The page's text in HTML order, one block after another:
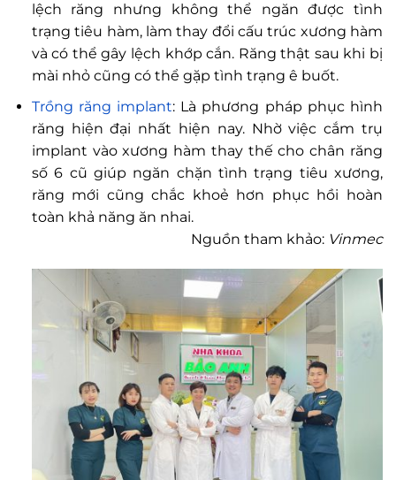
lệch răng nhưng không thể ngăn được tình
trạng tiêu hàm, làm thay đổi cấu trúc xương hàm
và có thể gây lệch khớp cắn. Răng thật sau khi bị
mài nhỏ cũng có thể gặp tình trạng ê buốt.
Trồng răng implant: Là phương pháp phục hình
răng hiện đại nhất hiện nay. Nhờ việc cắm trụ
implant vào xương hàm thay thế cho chân răng
số 6 cũ giúp ngăn chặn tình trạng tiêu xương,
răng mới cũng chắc khoẻ hơn phục hồi hoàn
toàn khả năng ăn nhai.
Nguồn tham khảo: Vinmec